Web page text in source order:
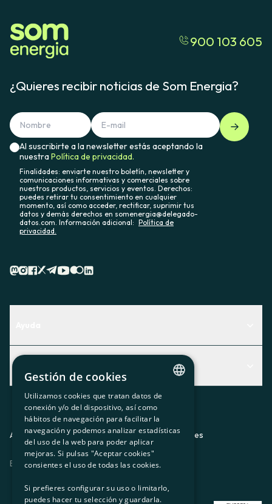
900 103 605
¿Quieres recibir noticias de Som Energia?
Al suscribirte a la newsletter estás aceptando la
nuestraPolítica de privacidad.
Finalidades: enviarte nuestro boletín, newsletter y
comunicaciones informativas y comerciales sobre
nuestros productos, servicios y eventos. Derechos:
puedes retirar tu consentimiento en cualquier
momento, así como acceder, rectificar, suprimir tus
datos y demás derechos en somenergia@delegado-
datos.com. Información adicional: Política de
privacidad.
Descubre qué servicio te encaja mejor
Contacto
Actualidad
El rincón de la socia
Prensa
Trabaja con nosotros
Aviso legalPolítica de privacidadPolítica de cookies
ES CAGLEU
CATALAN
SPANISH
GL
BASQUE
Gestión de cookies
Utilizamos cookies que tratan datos de
conexión y/o del dispositivo, así como
hábitos de navegación para facilitar la
navegación y podemos analizar estadísticas
del uso de la web para poder aplicar
mejoras. Si pulsas "Aceptar cookies"
consientes el uso de todas las cookies.
Si prefieres configurar su uso o limitarlo,
puedes hacer tu selección y guardarla.